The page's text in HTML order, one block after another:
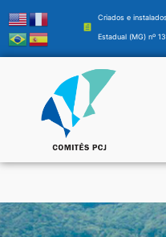
Criados e
Estadual (MG) nº